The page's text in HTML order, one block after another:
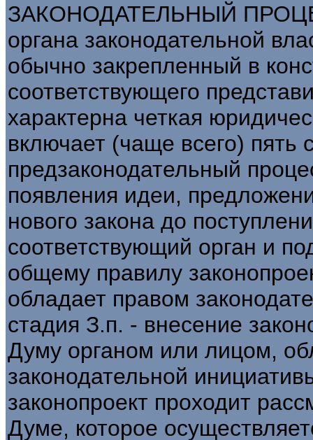
ЗАКОНОДАТЕЛЬНЫЙ
органа законодательной
обычно закрепленный в
соответствующего
характерна четкая
включает (чаще всего) пять
предзаконодательный
появления идеи,
нового закона до
соответствующий орган и
общему правилу
обладает правом
стадия З.п. - внесение
Думу органом или лицом,
законодательной
законопроект проходит
Думе, которое